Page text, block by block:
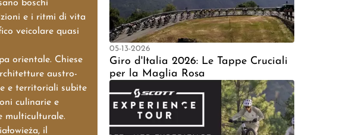
boschi
e i ritmi di vita
veicolare quasi
orientale. Chiese
austro-
e territoriali subite
culinarie e
multiculturale.
il
05-13-2026
Giro d'Italia 2026: Le Tappe Cruciali
per la Maglia Rosa